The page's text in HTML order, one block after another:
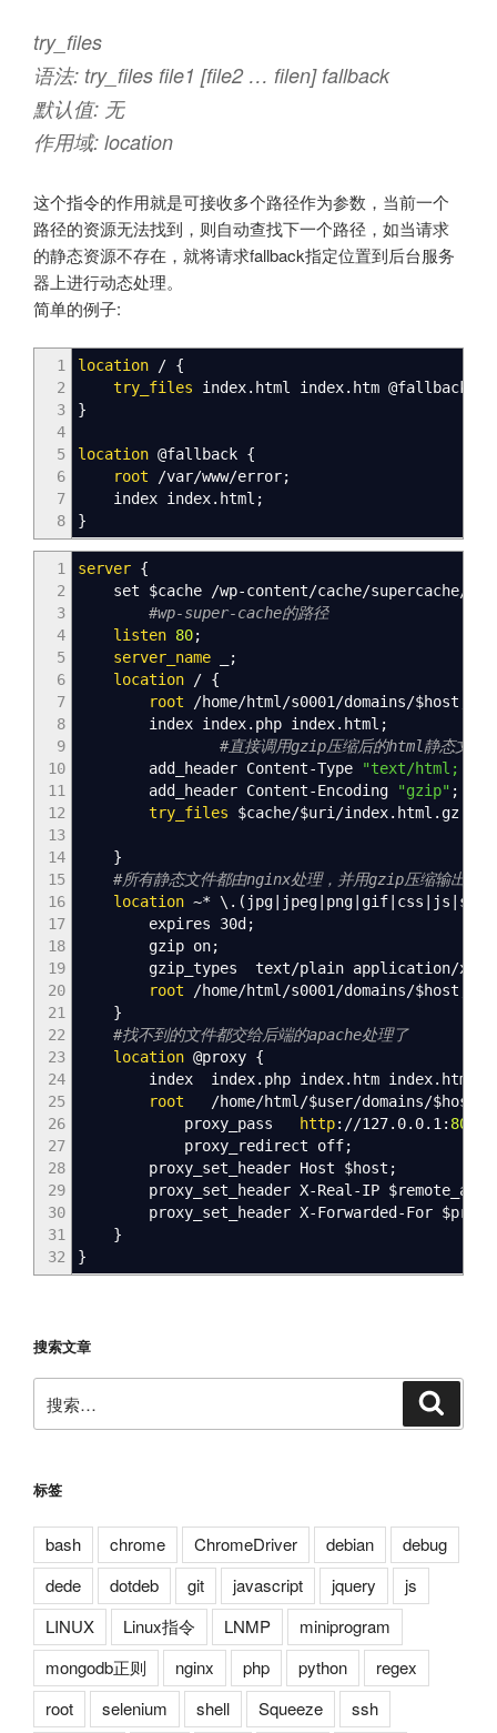
try_files
语法: try_files file1 [file2 … filen] fallback
默认值: 无
作用域: location
这个指令的作用就是可接收多个路径作为参数，当前一个
路径的资源无法找到，则自动查找下一个路径，如当请求
的静态资源不存在，就将请求fallback指定位置到后台服务
器上进行动态处理。
简单的例子:
1
2
3
4
5
6
7
8
location / {
try_files
index.html index.htm @fallback
}
location @fallback {
root /var/www/error;
index index.html ;
}
1
2
3
4
5
6
7
8
9
10
11
12
13
14
15
16
17
18
19
20
21
22
23
24
25
26
27
28
29
30
31
32
server {
set
$cache /wp-content/cache/supercache/
#wp-super-cache的路径
listen 80;
server_name
;
location / {
root /home/html/s0001/domains/$host
index index.php index.html ;
#直接调用gzip压缩后的html静态文件
add_header Content-Type
"text/html;
add_header Content-Encoding "gzip" ;
try_files
$cache/$uri /index.html.gz @
}
#所有静态文件都由nginx处理，并用gzip压缩输出
location ~* \. (
expires 30d ;
gzip on;
gzip_types text/plain application/x-
root /home/html/s0001/domains/$host
}
#找不到的文件都交给后端的apache处理了
location @proxy {
index
index.php index.htm index.html
root /home/html/$user/domains/$host
proxy_pass
http://127.0.0.1: 8080
proxy_redirect off;
proxy_set_header Host $host ;
proxy_set_header X-Real-IP $remote_addr
proxy_set_header X-Forwarded-For
}
}
搜索文章
索：
标签
bash chrome ChromeDriver debian
debug
dede
dotdeb git javascript jquery
js
LINUX
Linux指令 LNMP
miniprogram
mongodb正则
nginx php python
regex
root
selenium shell Squeeze
ssh